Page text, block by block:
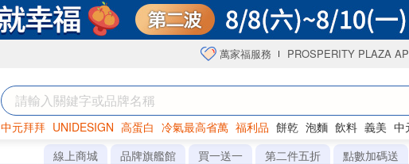
萬家福服務 PROSPERITY PLAZA
中元拜拜 UNIDESIGN 高蛋白 冷氣最高省萬 福利品 餅乾 泡麵 飲料 義美 中
巧克力 衛生紙 咖啡
線上商城 品牌旗艦館 買一送一 第二件五折 點數加碼送